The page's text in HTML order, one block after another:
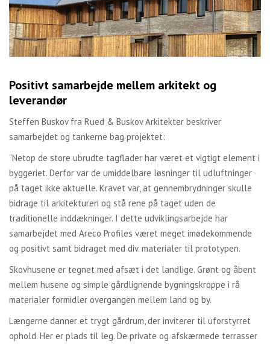
Positivt samarbejde mellem arkitekt og
leverandør
Steffen Buskov fra Rued & Buskov Arkitekter beskriver
samarbejdet og tankerne bag projektet:
”Netop de store ubrudte tagflader har været et vigtigt element i
byggeriet. Derfor var de umiddelbare løsninger til udluftninger
på taget ikke aktuelle. Kravet var, at gennembrydninger skulle
bidrage til arkitekturen og stå rene på taget uden de
traditionelle inddækninger. I dette udviklingsarbejde har
samarbejdet med Areco Profiles været meget imødekommende
og positivt samt bidraget med div. materialer til prototypen.
Skovhusene er tegnet med afsæt i det landlige. Grønt og åbent
mellem husene og simple gårdlignende bygningskroppe i rå
materialer formidler overgangen mellem land og by.
Længerne danner et trygt gårdrum, der inviterer til uforstyrret
ophold. Her er plads til leg. De private og afskærmede terrasser